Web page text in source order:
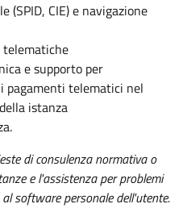
(SPID, CIE) e navigazione
telematiche
e supporto per
pagamenti telematici nel
istanza
di consulenza normativa o
e l'assistenza per problemi
software personale dell'utente.